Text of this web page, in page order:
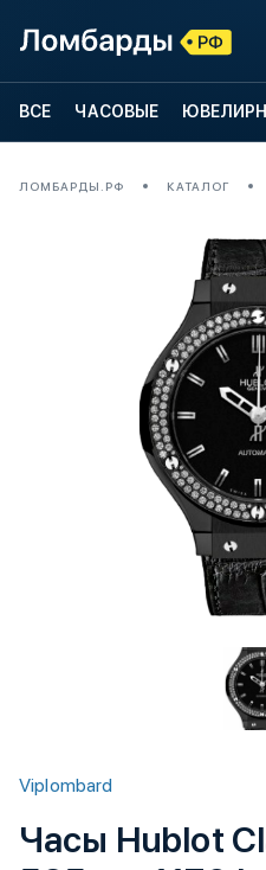
ВСЕ ЧАСОВЫЕ
ЛОМБАРДЫ.РФ КАТАЛОГ
Viplombard
Часы Hublot